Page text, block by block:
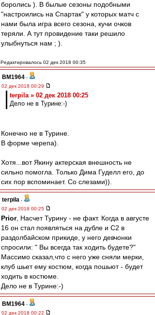
боролись ). В былые сезоны подобными
"настроились на Спартак" у которых матч с
нами была игра всего сезона, кучи очков
теряли. А тут провидение таки решило
улыбнуться нам ; ).
Редактировалось 02 дек 2018 00:35
BM1964 -
02 дек 2018 00:29
terpila » 02 дек 2018 00:25
Дело не в Турине:-)
Конечно не в Турине.
В форме черепа).
Хотя...вот Якину актерская внешность не
сильно помогла. Только Дима Гуделл его, до
сих пор вспоминает. Со слезами)).
terpila -
02 дек 2018 00:25
Prior, Насчет Турину - не факт. Когда в августе
16 он стал появляться на дубле и С2 в
раздолбайском прикиде, у него девчонки
спросили: " Вы всегда так ходить будете?"
Массимо сказал,что с него уже сняли мерки,
клуб шьет ему костюм, когда пошьют - будет
ходить в костюме.
Дело не в Турине:-)
BM1964 -
02 дек 2018 00:22